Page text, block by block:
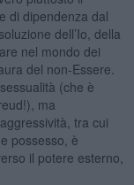
di dipendenza dal
dell’Io, della
nel mondo dei
del non-Essere.
(che è
ma
tra cui
possesso, è
il potere esterno,